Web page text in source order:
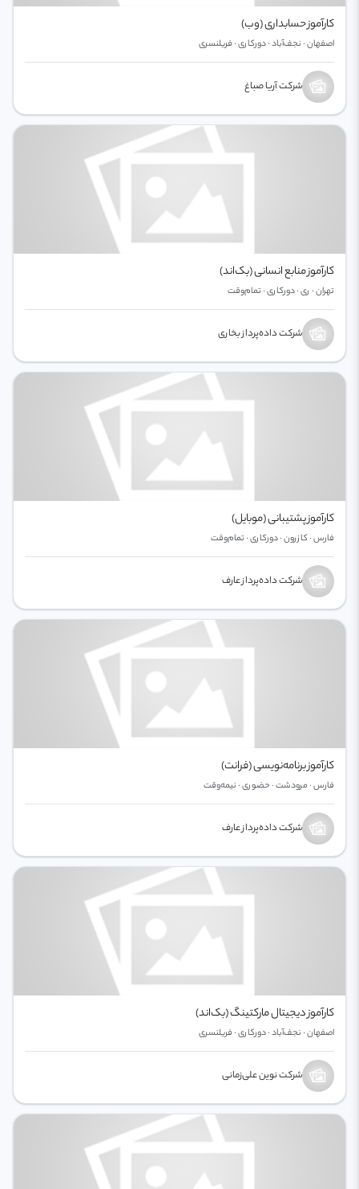
کارآموز حسابداری (وب)
اصفهان · نجف‌آباد · دورکاری · فریلنسری
شرکت آریا صباغ
کارآموز منابع انسانی (بک‌اند)
تهران · ری · دورکاری · تمام‌وقت
شرکت داده‌پرداز بخاری
کارآموز پشتیبانی (موبایل)
فارس · کازرون · دورکاری · تمام‌وقت
شرکت داده‌پرداز عارف
کارآموز برنامه‌نویسی (فرانت)
فارس · مرودشت · حضوری · نیمه‌وقت
شرکت داده‌پرداز عارف
کارآموز دیجیتال مارکتینگ (بک‌اند)
اصفهان · نجف‌آباد · دورکاری · فریلنسری
شرکت نوین علی‌زمانی